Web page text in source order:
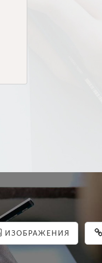
ИЗОБРАЖЕНИЯ